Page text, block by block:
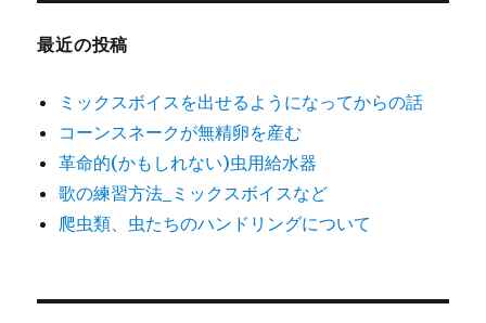
最近の投稿
ミックスボイスを出せるようになってからの話
コーンスネークが無精卵を産む
革命的(かもしれない)虫用給水器
歌の練習方法_ミックスボイスなど
爬虫類、虫たちのハンドリングについて